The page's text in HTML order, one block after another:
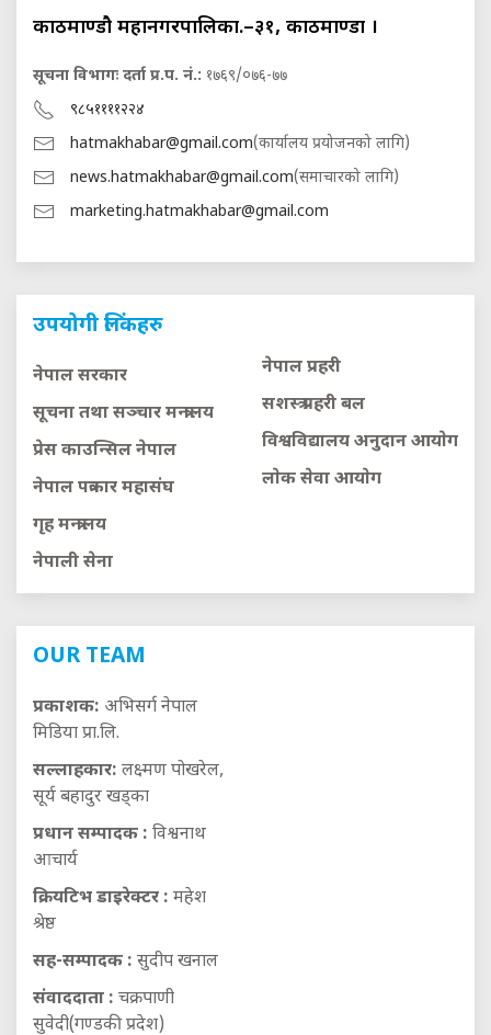
काठमाण्डौ महानगरपालिका.–३१, काठमाण्डौं ।
सूचना विभागः दर्ता प्र.प. नं.: १७६९/०७६-७७
९८५११११२२४
hatmakhabar@gmail.com(कार्यालय प्रयोजनको लागि)
news.hatmakhabar@gmail.com(समाचारको लागि)
marketing.hatmakhabar@gmail.com
उपयोगी लिंकहरु
नेपाल सरकार
सूचना तथा सञ्चार मन्त्रालय
प्रेस काउन्सिल नेपाल
नेपाल पत्रकार महासंघ
गृह मन्त्रालय
नेपाली सेना
नेपाल प्रहरी
सशस्त्र प्रहरी बल
विश्वविद्यालय अनुदान आयाेग
लाेक सेवा आयाेग
OUR TEAM
प्रकाशक: अभिसर्ग नेपाल
मिडिया प्रा.लि.
सल्लाहकार: लक्ष्मण पोखरेल,
सूर्य बहादुर खड्का
प्रधान सम्पादक : विश्वनाथ
आचार्य
क्रियटिभ डाइरेक्टर : महेश
श्रेष्ठ
सह-सम्पादक : सुदीप खनाल
संवाददाता : चक्रपाणी
सुवेदी(गण्डकी प्रदेश)